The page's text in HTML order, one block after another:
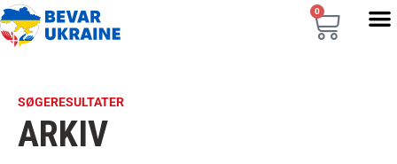
0
SØGERESULTATER
ARKIV